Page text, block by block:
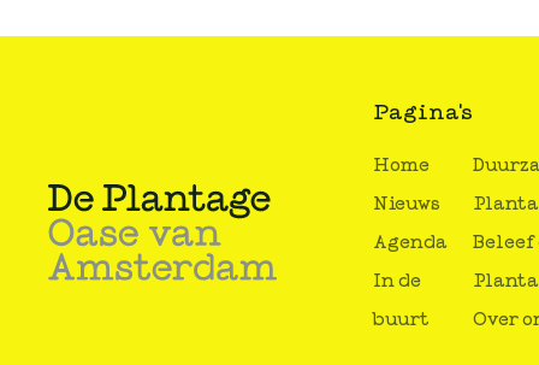
Pagina's
Home
Nieuws
Agenda
In de
buurt
Beleef
Over